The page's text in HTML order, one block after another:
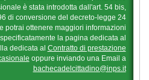
è stata introdotta dall'art. 54 bis,
di conversione del decreto-legge 24
potrai ottenere maggiori informazioni
la pagina dedicata al
dedicata al Contratto di prestazione
oppure inviando una Email a
bachecadelcittadino@inps.it